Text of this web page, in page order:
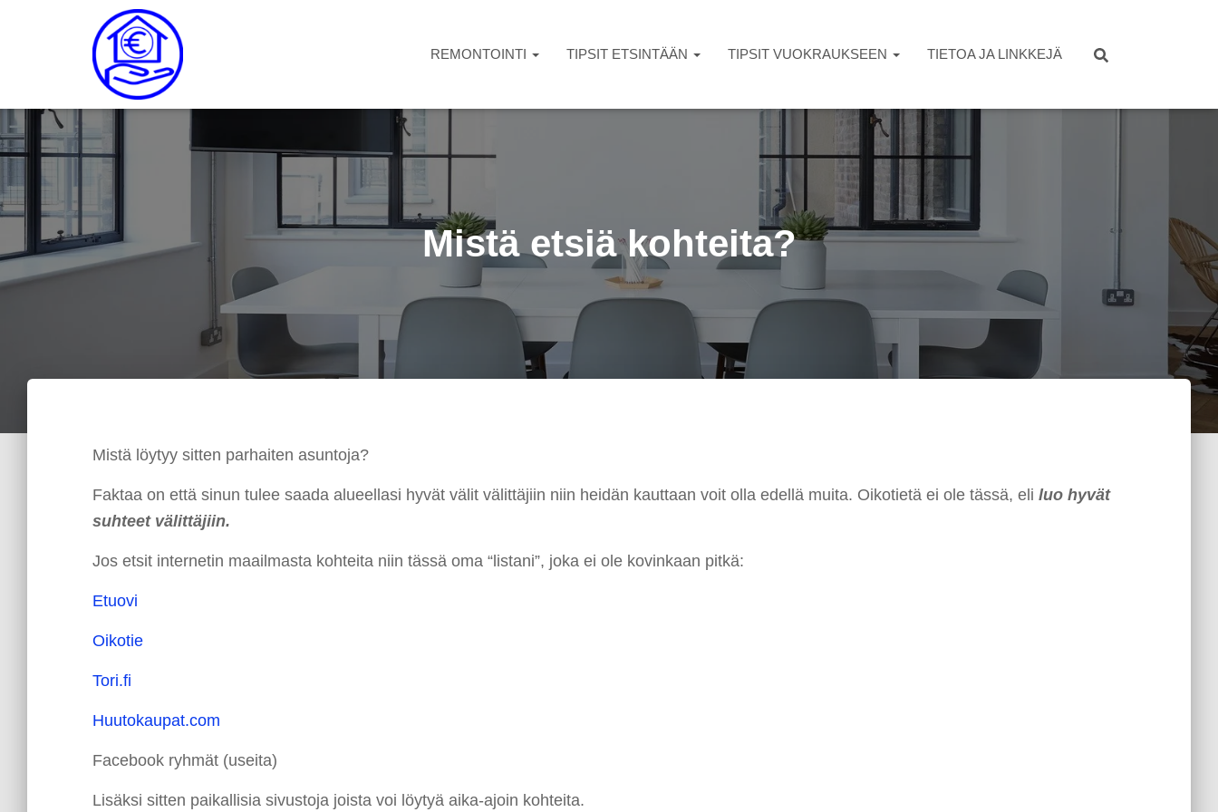
REMONTOINTI TIPSIT ETSINTÄÄN TIPSIT VUOKRAUKSEEN TIETOA JA LINKKEJÄ
Mistä etsiä kohteita?
Mistä löytyy sitten parhaiten asuntoja?
Faktaa on että sinun tulee saada alueellasi hyvät välit välittäjiin niin heidän kauttaan voit olla edellä muita. Oikotietä ei ole tässä, eli luo hyvät
suhteet välittäjiin.
Jos etsit internetin maailmasta kohteita niin tässä oma “listani”, joka ei ole kovinkaan pitkä:
Etuovi
Oikotie
Tori.fi
Huutokaupat.com
Facebook ryhmät (useita)
Lisäksi sitten paikallisia sivustoja joista voi löytyä aika-ajoin kohteita.